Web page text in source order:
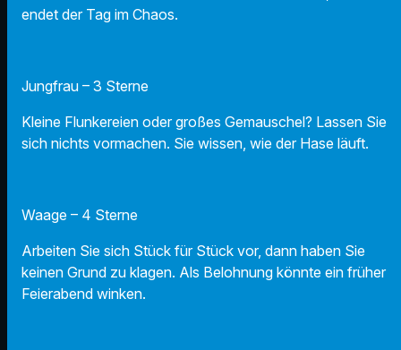
endet der Tag im Chaos.
Jungfrau – 3 Sterne
Kleine Flunkereien oder großes Gemauschel? Lassen Sie
sich nichts vormachen. Sie wissen, wie der Hase läuft.
Waage – 4 Sterne
Arbeiten Sie sich Stück für Stück vor, dann haben Sie
keinen Grund zu klagen. Als Belohnung könnte ein früher
Feierabend winken.